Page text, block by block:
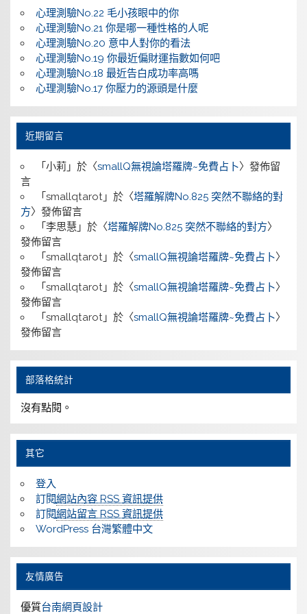
心理測驗No.22 毛小孩眼中的你
心理測驗No.21 你是哪一種性格的人呢
心理測驗No.20 意中人對你的看法
心理測驗No.19 你最近偏財運指數如何吧
心理測驗No.18 最近告白成功率高嗎
心理測驗No.17 你壓力的源頭是什麼
近期留言
「 小莉」於〈smallQ無視論塔羅牌~免費占卜〉發佈留
言
「 smallqtarot」於〈塔羅解牌No.825 突然不聯絡的對
方〉發佈留言
「 李思慧」於〈塔羅解牌No.825 突然不聯絡的對方〉
發佈留言
「 smallqtarot」於〈smallQ無視論塔羅牌~免費占卜〉
發佈留言
「 smallqtarot」於〈smallQ無視論塔羅牌~免費占卜〉
發佈留言
「 smallqtarot」於〈smallQ無視論塔羅牌~免費占卜〉
發佈留言
部落格統計
沒有點閱。
其它
登入
訂閱網站內容 RSS 資訊提供
訂閱網站留言 RSS 資訊提供
WordPress 台灣繁體中文
友情廣告
優質台南網頁設計